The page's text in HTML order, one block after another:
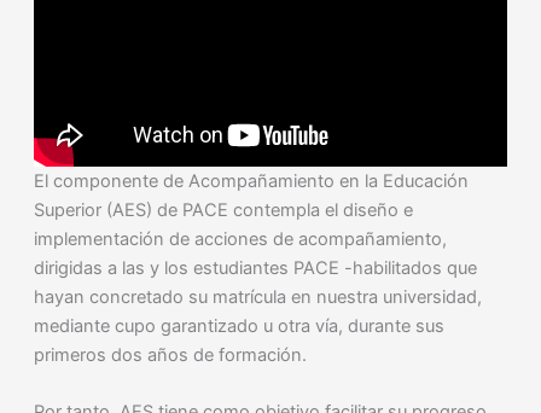
El componente de Acompañamiento en la Educación
Superior (AES) de PACE contempla el diseño e
implementación de acciones de acompañamiento,
dirigidas a las y los estudiantes PACE -habilitados que
hayan concretado su matrícula en nuestra universidad,
mediante cupo garantizado u otra vía, durante sus
primeros dos años de formación.